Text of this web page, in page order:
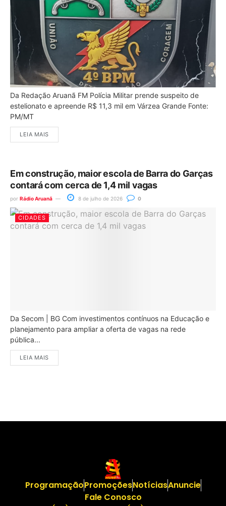
Da Redação Aruanã FM Polícia Militar prende suspeito de
estelionato e apreende R$ 11,3 mil em Várzea Grande Fonte:
PM/MT
LEIA MAIS
Em construção, maior escola de Barra do Garças
contará com cerca de 1,4 mil vagas
por Rádio Aruanã 8 de julho de 2026 0
CIDADES
Da Secom | BG Com investimentos contínuos na Educação e
planejamento para ampliar a oferta de vagas na rede
pública...
LEIA MAIS
ProgramaçãoPromoçõesNotíciasAnuncie
Fale Conosco